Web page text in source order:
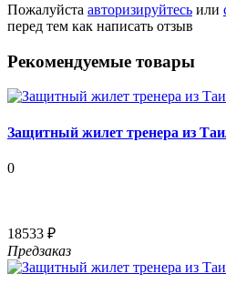
Пожалуйста авторизируйтесь или
перед тем как написать отзыв
Рекомендуемые товары
Защитный жилет тренера из
0
18533 ₽
Предзаказ